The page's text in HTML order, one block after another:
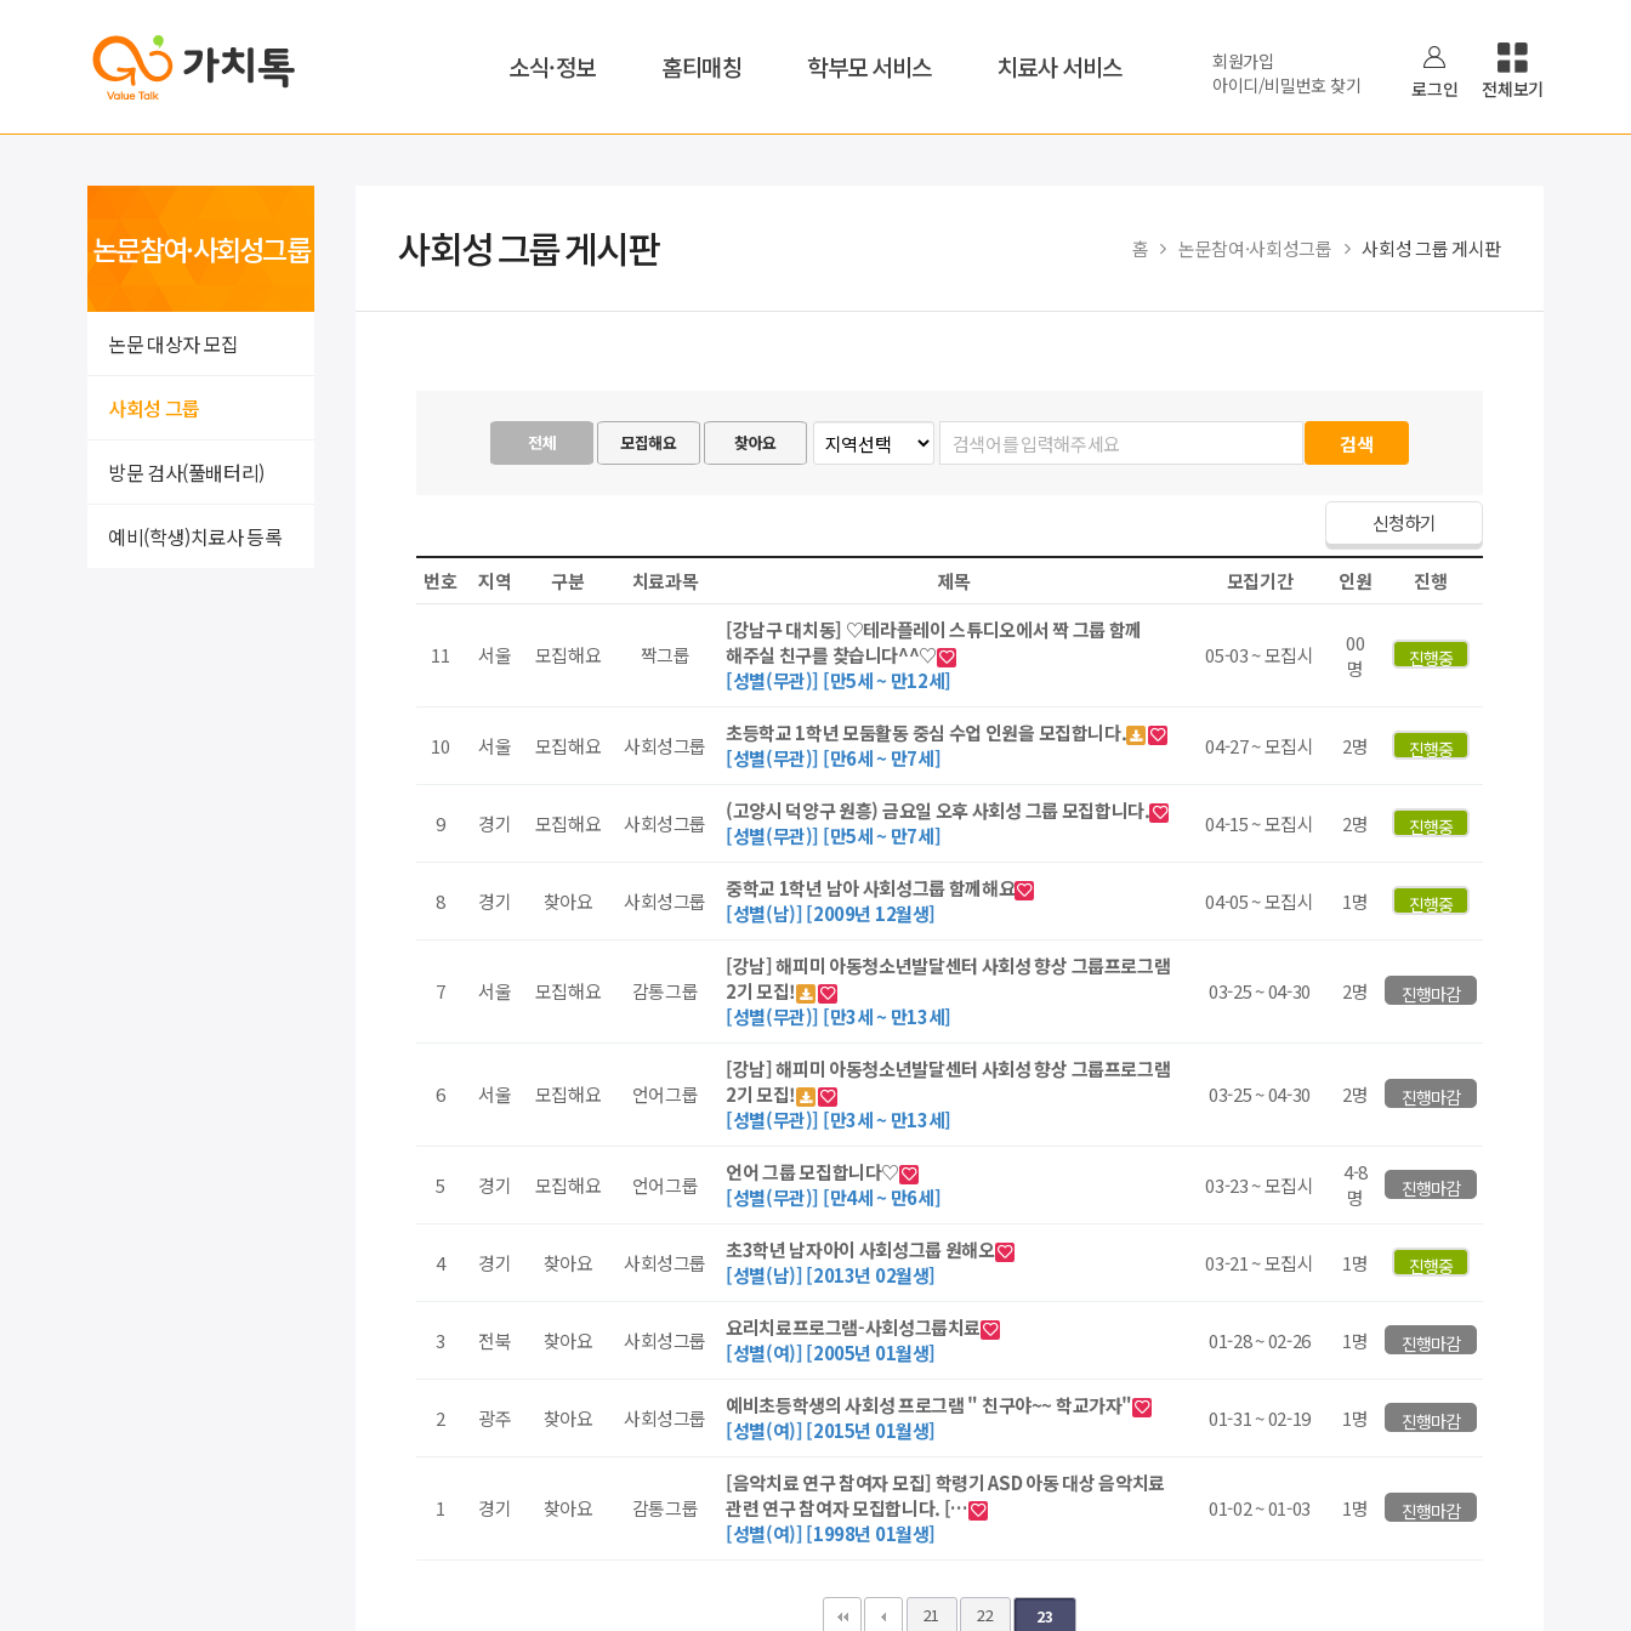
소식·정보 홈티매칭 학부모 서비스 치료사 서비스
회원가입
아이디/비밀번호 찾기
로그인 전체보기
논문참여·사회성그룹
논문 대상자 모집
사회성 그룹
방문 검사(풀배터리)
예비(학생)치료사 등록
사회성 그룹 게시판 홈 논문참여·사회성그룹 사회성 그룹 게시판
전체 모집해요 찾아요
신청하기
번호 지역 구분 치료과목 제목 모집기간 인원 진행
11 서울 모집해요 짝그룹
[강남구 대치동] ♡테라플레이 스튜디오에서 짝 그룹 함께
해주실 친구를 찾습니다^^♡
[성별(무관)] [만5세 ~ 만12세]
05-03 ~ 모집시
00
명
진행중
10 서울 모집해요 사회성그룹
초등학교 1학년 모둠활동 중심 수업 인원을 모집합니다.
[성별(무관)] [만6세 ~ 만7세]
04-27 ~ 모집시 2명 진행중
9 경기 모집해요 사회성그룹
(고양시 덕양구 원흥) 금요일 오후 사회성 그룹 모집합니다.
[성별(무관)] [만5세 ~ 만7세]
04-15 ~ 모집시 2명 진행중
8 경기 찾아요 사회성그룹
중학교 1학년 남아 사회성그룹 함께해요
[성별(남)] [2009년 12월생]
04-05 ~ 모집시 1명 진행중
7 서울 모집해요 감통그룹
[강남] 해피미 아동청소년발달센터 사회성 향상 그룹프로그램
2기 모집!
[성별(무관)] [만3세 ~ 만13세]
03-25 ~ 04-30 2명 진행마감
6 서울 모집해요 언어그룹
[강남] 해피미 아동청소년발달센터 사회성 향상 그룹프로그램
2기 모집!
[성별(무관)] [만3세 ~ 만13세]
03-25 ~ 04-30 2명 진행마감
5 경기 모집해요 언어그룹
언어 그룹 모집합니다♡
[성별(무관)] [만4세 ~ 만6세]
03-23 ~ 모집시
4-8
명
진행마감
4 경기 찾아요 사회성그룹
초3학년 남자아이 사회성그룹 원해오
[성별(남)] [2013년 02월생]
03-21 ~ 모집시 1명 진행중
3 전북 찾아요 사회성그룹
요리치료프로그램-사회성그룹치료
[성별(여)] [2005년 01월생]
01-28 ~ 02-26 1명 진행마감
2 광주 찾아요 사회성그룹
예비초등학생의 사회성 프로그램 " 친구야~~ 학교가자"
[성별(여)] [2015년 01월생]
01-31 ~ 02-19 1명 진행마감
1 경기 찾아요 감통그룹
[음악치료 연구 참여자 모집] 학령기 ASD 아동 대상 음악치료
관련 연구 참여자 모집합니다. […
[성별(여)] [1998년 01월생]
01-02 ~ 01-03 1명 진행마감
21 22 23